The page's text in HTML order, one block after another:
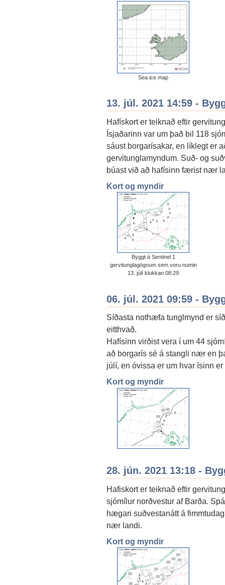
Sea ice map
13. júl. 2021 14:59 -
Hafískort er teiknað eftir
Ísjaðarinn var um það bil 118
sáust borgarísakar, en líklegt er
gervitunglamyndum. Suð- og
búast við að hafísinn færist nær
Kort og myndir
Byggt á Sentinel 1
gervitunglagögnum sem voru numin
13. júlí klukkan 08:29
06. júl. 2021 09:59 -
Síðasta nothæfa tunglmynd er
eitthvað.
Hafísinn virðist vera í um 44
að borgarís sé á stangli nær en
júlí, en óvissa er um hvar ísinn
Kort og myndir
28. jún. 2021 13:18 -
Hafiskort er teiknað eftir
sjómílur norðvestur af Barða.
hægari suðvestanátt á
nær landi.
Kort og myndir